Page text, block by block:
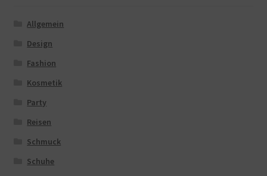
Allgemein
Design
Fashion
Kosmetik
Party
Reisen
Schmuck
Schuhe